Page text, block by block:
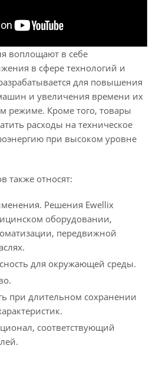
воплощают в себе
в сфере технологий и
для повышения
и увеличения времени их
режиме. Кроме того, товары
расходы на техническое
при высоком уровне
также относят:
Решения Ewellix
оборудовании,
передвижной
для окружающей среды.
при длительном сохранении
соответствующий